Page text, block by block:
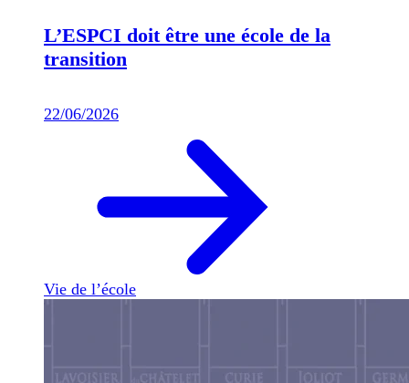
L’ESPCI doit être une école de la
transition
22/06/2026
Vie de l’école